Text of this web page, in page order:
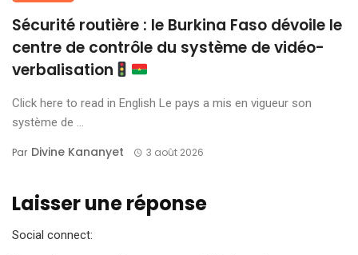
Sécurité routière : le Burkina Faso dévoile le
centre de contrôle du système de vidéo-
verbalisation
Click here to read in English Le pays a mis en vigueur son
système de ...
Par Divine Kananyet 3 août 2026
Laisser une réponse
Social connect: